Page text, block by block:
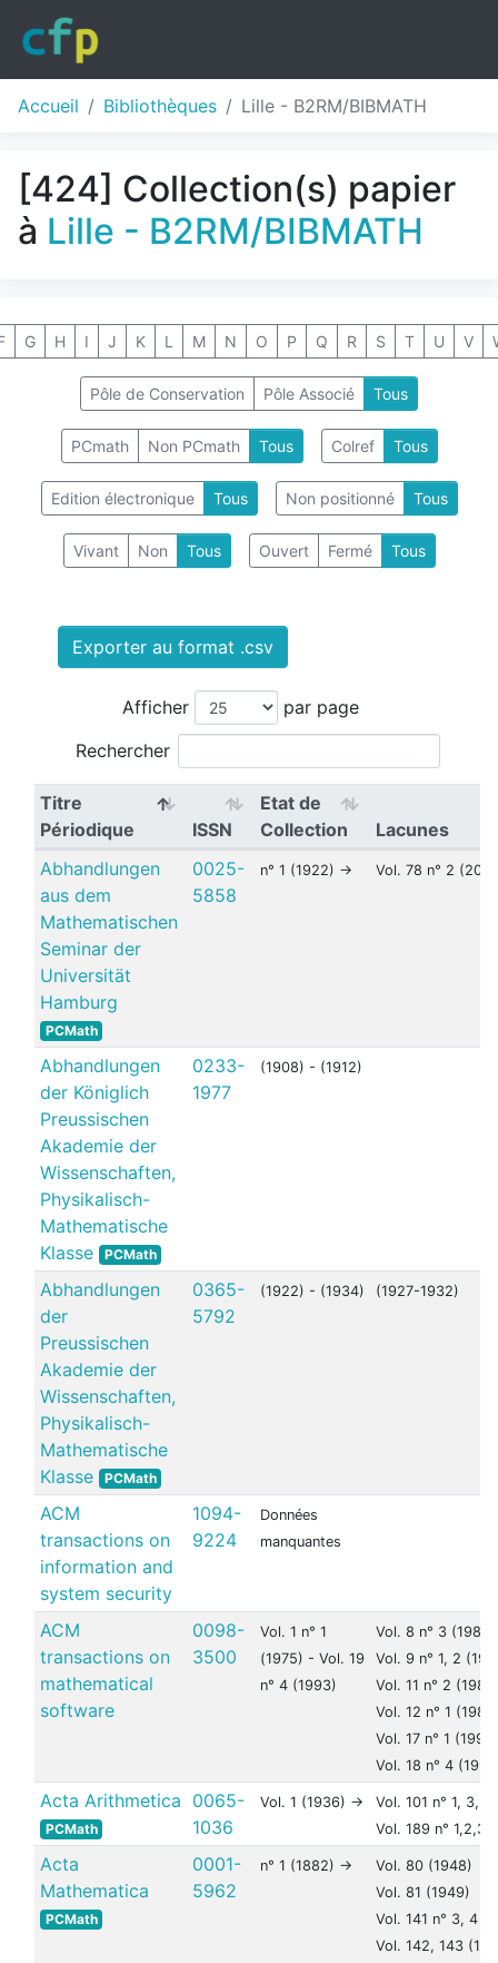
Accueil Bibliothèques Lille - B2RM/BIBMATH
[424] Collection(s) papier
à Lille - B2RM/BIBMATH
G H I J K L M N O P Q R S T U V
Pôle de Conservation Pôle Associé Tous
PCmath Non PCmath Tous Colref Tous
Edition électronique Tous Non positionné Tous
Vivant Non Tous Ouvert Fermé Tous
Exporter au format .csv
Afficher
par page
Rechercher
Titre
Périodique
ISSN
Etat de
Collection
Lacunes
Abhandlungen
aus dem
Mathematischen
Seminar der
Universität
Hamburg
PCMath
0025-
5858
n° 1 (1922) -> Vol. 78 n° 2
Abhandlungen
der Königlich
Preussischen
Akademie der
Wissenschaften,
Physikalisch-
Mathematische
Klasse
PCMath
0233-
1977
(1908) - (1912)
Abhandlungen
der
Preussischen
Akademie der
Wissenschaften,
Physikalisch-
Mathematische
Klasse
PCMath
0365-
5792
(1922) - (1934) (1927-1932)
ACM
transactions on
information and
system security
1094-
9224
Données
manquantes
ACM
transactions on
mathematical
software
0098-
3500
Vol. 1 n° 1
(1975) - Vol. 19
n° 4 (1993)
Vol. 8 n° 3 (1982)
Vol. 9 n° 1, 2
Vol. 11 n° 2
Vol. 12 n° 1
Vol. 17 n° 1 (1991)
Vol. 18 n° 4
Acta Arithmetica
PCMath
0065-
1036
Vol. 1 (1936) ->
Vol. 101 n° 1, 3,
Vol. 189 n°
Acta
Mathematica
PCMath
0001-
5962
n° 1 (1882) ->
Vol. 80 (1948)
Vol. 81 (1949)
Vol. 141 n° 3, 4
Vol. 142, 143